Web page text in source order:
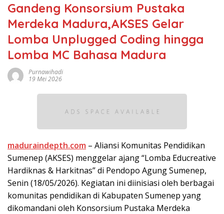
Gandeng Konsorsium Pustaka
Merdeka Madura,AKSES Gelar
Lomba Unplugged Coding hingga
Lomba MC Bahasa Madura
Purnawihadi
19 Mei 2026
maduraindepth.com – Aliansi Komunitas Pendidikan
Sumenep (AKSES) menggelar ajang “Lomba Educreative
Hardiknas & Harkitnas” di Pendopo Agung Sumenep,
Senin (18/05/2026). Kegiatan ini diinisiasi oleh berbagai
komunitas pendidikan di Kabupaten Sumenep yang
dikomandani oleh Konsorsium Pustaka Merdeka